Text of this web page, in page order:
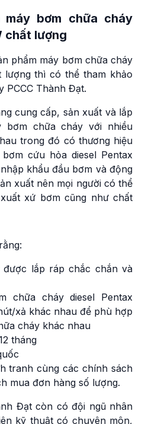
bơm chữa cháy
chất lượng
phẩm máy bơm chữa cháy
lượng thì có thể tham khảo
PCCC Thành Đạt.
cung cấp, sản xuất và lắp
bơm chữa cháy với nhiều
trong đó có thương hiệu
cứu hỏa diesel Pentax
khẩu đầu bơm và động
xuất nên mọi người có thể
xứ bơm cũng như chất
được lắp ráp chắc chắn và
chữa cháy diesel Pentax
xả khác nhau để phù hợp
cháy khác nhau
tháng
tranh cùng các chính sách
mua đơn hàng số lượng.
Đạt còn có đội ngũ nhân
kỹ thuật có chuyên môn,